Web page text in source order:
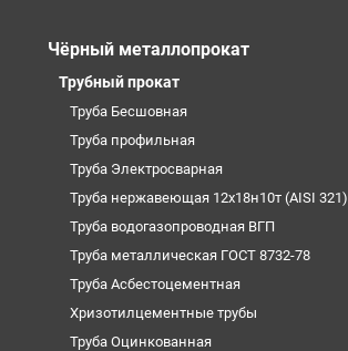
Чёрный металлопрокат
Трубный прокат
Труба Бесшовная
Труба профильная
Труба Электросварная
Труба нержавеющая 12х18н10т (AISI 321)
Труба водогазопроводная ВГП
Труба металлическая ГОСТ 8732-78
Труба Асбестоцементная
Хризотилцементные трубы
Труба Оцинкованная